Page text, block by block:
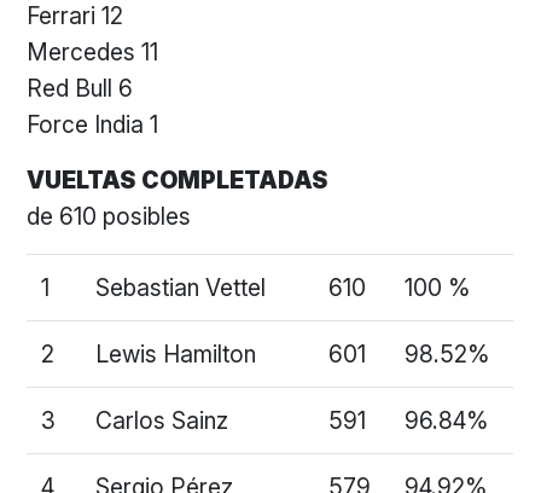
Ferrari 12
Mercedes 11
Red Bull 6
Force India 1
VUELTAS COMPLETADAS
de 610 posibles
1 Sebastian Vettel 610 100 %
2 Lewis Hamilton 601 98.52%
3 Carlos Sainz 591 96.84%
4 Sergio Pérez 579 94.92%